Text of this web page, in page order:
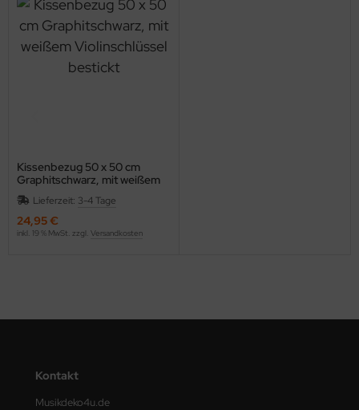
Kissenbezug 50 x 50 cm
Graphitschwarz, mit weißem
Violinschlüssel bestickt
Lieferzeit: 3-4 Tage
24,95 €
inkl. 19 % MwSt. zzgl. Versandkosten
Kontakt
Musikdeko4u.de